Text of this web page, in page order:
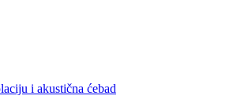
i akustična ćebad